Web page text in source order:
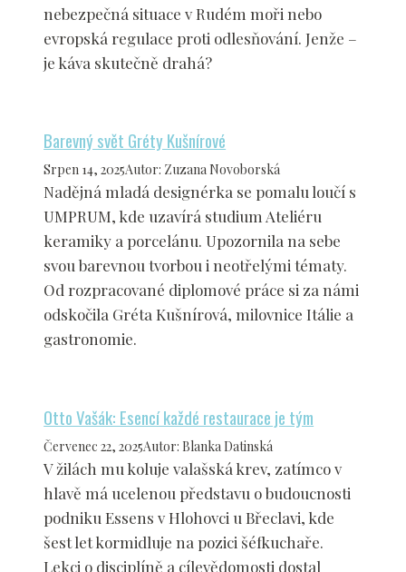
nebezpečná situace v Rudém moři nebo
evropská regulace proti odlesňování. Jenže –
je káva skutečně drahá?
Barevný svět Gréty Kušnírové
Srpen 14, 2025Autor: Zuzana Novoborská
Nadějná mladá designérka se pomalu loučí s
UMPRUM, kde uzavírá studium Ateliéru
keramiky a porcelánu. Upozornila na sebe
svou barevnou tvorbou i neotřelými tématy.
Od rozpracované diplomové práce si za námi
odskočila Gréta Kušnírová, milovnice Itálie a
gastronomie.
Otto Vašák: Esencí každé restaurace je tým
Červenec 22, 2025Autor: Blanka Datinská
V žilách mu koluje valašská krev, zatímco v
hlavě má ucelenou představu o budoucnosti
podniku Essens v Hlohovci u Břeclavi, kde
šest let kormidluje na pozici šéfkuchaře.
Lekci o disciplíně a cílevědomosti dostal